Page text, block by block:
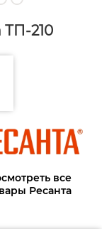
ТП-210
все
Ресанта